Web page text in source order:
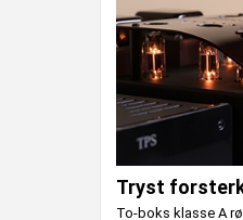
Tryst
To-boks klasse A